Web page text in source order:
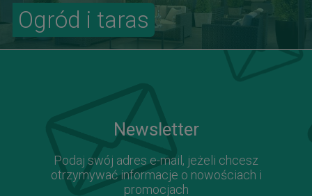
Ogród i taras
Newsletter
Podaj swój adres e-mail, jeżeli chcesz
otrzymywać informacje o nowościach i
promocjach